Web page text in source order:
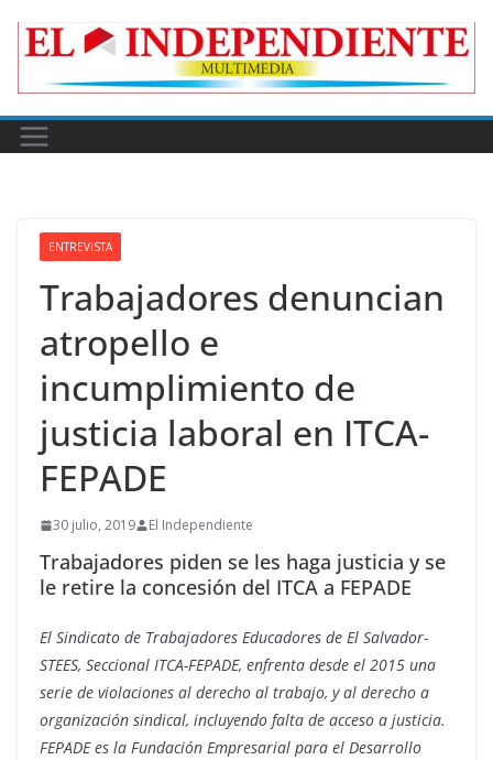
ENTREVISTA
Trabajadores denuncian
atropello e
incumplimiento de
justicia laboral en ITCA-
FEPADE
30 julio, 2019 El Independiente
Trabajadores piden se les haga justicia y se
le retire la concesión del ITCA a FEPADE
El Sindicato de Trabajadores Educadores de El Salvador-
STEES, Seccional ITCA-FEPADE, enfrenta desde el 2015 una
serie de violaciones al derecho al trabajo, y al derecho a
organización sindical, incluyendo falta de acceso a justicia.
FEPADE es la Fundación Empresarial para el Desarrollo